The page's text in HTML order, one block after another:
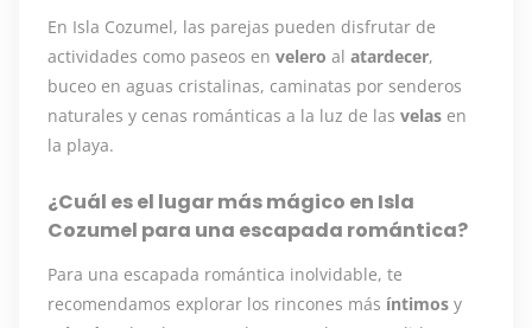
En Isla Cozumel, las parejas pueden disfrutar de
actividades como paseos en velero al atardecer,
buceo en aguas cristalinas, caminatas por senderos
naturales y cenas románticas a la luz de las velas en
la playa.
¿Cuál es el lugar más mágico en Isla
Cozumel para una escapada romántica?
Para una escapada romántica inolvidable, te
recomendamos explorar los rincones más íntimos y